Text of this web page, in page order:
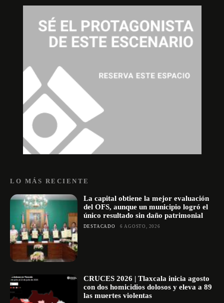
LO MÁS RECIENTE
La capital obtiene la mejor evaluación
del OFS, aunque un municipio logró el
único resultado sin daño patrimonial
DESTACADO 6 AGOSTO, 2026
CRUCES 2026 | Tlaxcala inicia agosto
con dos homicidios dolosos y eleva a 89
las muertes violentas